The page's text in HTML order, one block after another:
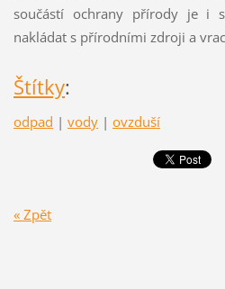
součástí ochrany přírody je i
nakládat s přírodními zdroji a
Štítky:
odpad | vody | ovzduší
« Zpět